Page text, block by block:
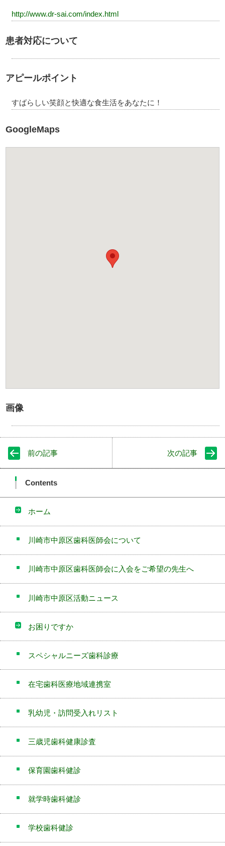
http://www.dr-sai.com/index.html
患者対応について
アピールポイント
すばらしい笑顔と快適な食生活をあなたに！
GoogleMaps
画像
前の記事 次の記事
Contents
ホーム
川崎市中原区歯科医師会について
川崎市中原区歯科医師会に入会をご希望の先生へ
川崎市中原区活動ニュース
お困りですか
スペシャルニーズ歯科診療
在宅歯科医療地域連携室
乳幼児・訪問受入れリスト
三歳児歯科健康診査
保育園歯科健診
就学時歯科健診
学校歯科健診